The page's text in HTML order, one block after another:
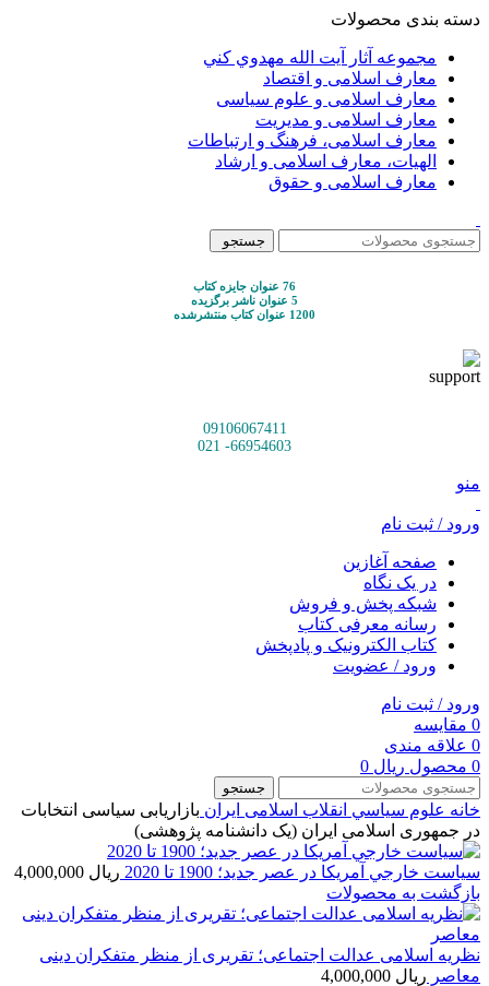
دسته بندی محصولات
مجموعه آثار آيت الله مهدوي كني
معارف اسلامی و اقتصاد
معارف اسلامی و علوم سیاسی
معارف اسلامی و مدیریت
معارف اسلامی، فرهنگ و ارتباطات
الهیات، معارف اسلامی و ارشاد
معارف اسلامی و حقوق
جستجو
76 عنوان جایزه کتاب
5 عنوان ناشر برگزیده
1200 عنوان کتاب منتشرشده
09106067411
66954603- 021
منو
ورود / ثبت نام
صفحه آغازین
در یک نگاه
شبکه پخش و فروش
رسانه معرفی کتاب
کتاب الکترونیک و پادپخش
ورود / عضویت
ورود / ثبت نام
0 مقایسه
0 علاقه مندی
0 محصول ریال
جستجو
خانه علوم سياسي انقلاب اسلامی ایران بازاریابی سیاسی انتخابات
در جمهوری اسلامی ایران (یک دانشنامه پژوهشی)
سياست خارجي آمريكا در عصر جديد؛ 1900 تا 2020 ریال
بازگشت به محصولات
نظریه اسلامی عدالت اجتماعی؛ تقریری از منظر متفکران دینی
معاصر ریال